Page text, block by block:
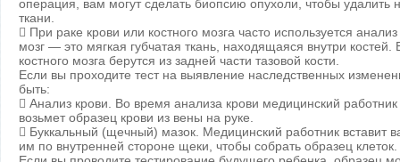
операция, вам могут сделать биопсию опухоли, чтобы удалить
ткани.
 При раке крови или костного мозга часто используется
мозг — это мягкая губчатая ткань, находящаяся внутри
костного мозга берутся из задней части тазовой кости.
Если вы проходите тест на выявление наследственных
быть:
 Анализ крови. Во время анализа крови медицинский
возьмет образец крови из вены на руке.
 Буккальный (щечный) мазок. Медицинский работник вставит
им по внутренней стороне щеки, чтобы собрать образец клеток.